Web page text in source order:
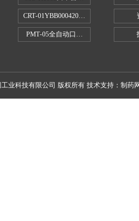
CRT-01YBB00042005数显式安瓿瓶圆
PMT-05全自动口红折断力测试仪
业科技有限公司 版权所有 技术支持： 制药